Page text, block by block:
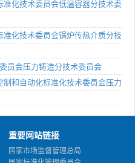
化技术委员会低温容器分技术委
化技术委员会锅炉传热介质分技
员会压力铸造分技术委员会
和自动化标准化技术委员会压力
重要网站链接
国家市场监督管理总局